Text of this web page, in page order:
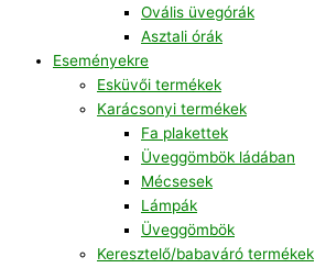
Ovális üvegórák
Asztali órák
Eseményekre
Esküvői termékek
Karácsonyi termékek
Fa plakettek
Üveggömbök ládában
Mécsesek
Lámpák
Üveggömbök
Keresztelő/babaváró termékek